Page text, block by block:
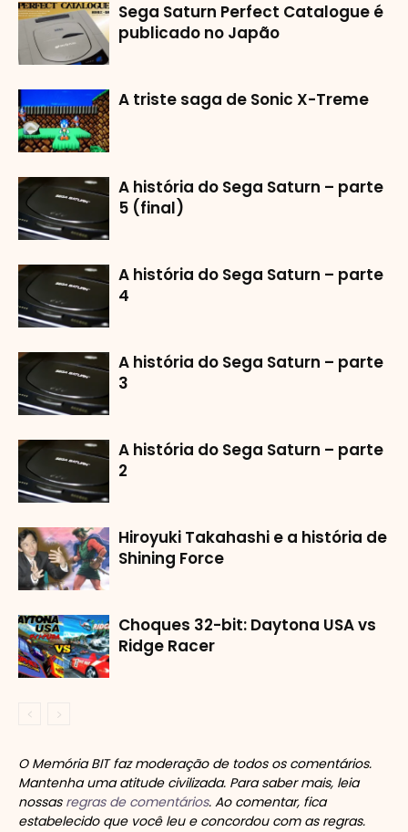
Sega Saturn Perfect Catalogue é
publicado no Japão
A triste saga de Sonic X-Treme
A história do Sega Saturn – parte
5 (final)
A história do Sega Saturn – parte
4
A história do Sega Saturn – parte
3
A história do Sega Saturn – parte
2
Hiroyuki Takahashi e a história de
Shining Force
Choques 32-bit: Daytona USA vs
Ridge Racer
O Memória BIT faz moderação de todos os comentários.
Mantenha uma atitude civilizada. Para saber mais, leia
nossas regras de comentários. Ao comentar, fica
estabelecido que você leu e concordou com as regras.